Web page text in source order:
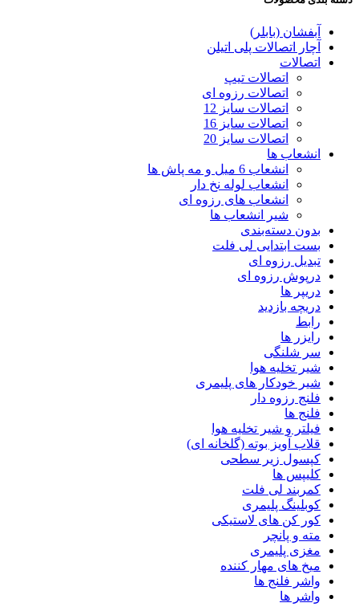
آبفشان (بابلر)
آچار اتصالات پلی اتیلن
اتصالات
اتصالات تیپ
اتصالات رزوه ای
اتصالات سایز 12
اتصالات سایز 16
اتصالات سایز 20
انشعاب ها
انشعاب 6 میل و مه پاش ها
انشعاب لوله نخ دار
انشعاب های رزوه ای
شیر انشعاب ها
بدون دسته‌بندی
بست ابتدایی لی فلت
تبدیل رزوه ای
درپوش رزوه ای
دریپر ها
دریچه بازدید
رابط
رایزر ها
سر شلنگی
شیر تخلیه هوا
شیر خودکار های پلیمری
فلنج رزوه دار
فلنج ها
فیلتر و شیر تخلیه هوا
قلاب آویز بوته (گلخانه ای)
کپسول زیر سطحی
کلیپس ها
کمربند لی فلت
کوبلینگ پلیمری
کور کن های لاستیکی
مته و پانچر
مغزی پلیمری
میخ های مهار کننده
واشر فلنج ها
واشر ها